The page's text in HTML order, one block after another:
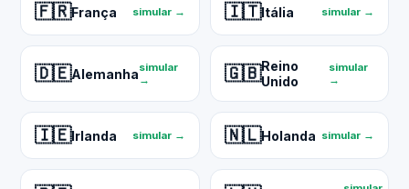
🇫🇷França simular → 🇮🇹Itália simular →
🇩🇪Alemanhasimular
→
🇬🇧Reino
Unido
simular
→
🇮🇪Irlanda simular → 🇳🇱Holanda simular →